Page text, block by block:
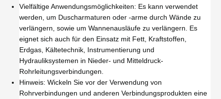
Vielfältige Anwendungsmöglichkeiten: Es kann verwendet
werden, um Duscharmaturen oder -arme durch Wände zu
verlängern, sowie um Wannenausläufe zu verlängern. Es
eignet sich auch für den Einsatz mit Fett, Kraftstoffen,
Erdgas, Kältetechnik, Instrumentierung und
Hydrauliksystemen in Nieder- und Mitteldruck-
Rohrleitungsverbindungen.
Hinweis: Wickeln Sie vor der Verwendung von
Rohrverbindungen und anderen Verbindungsprodukten eine